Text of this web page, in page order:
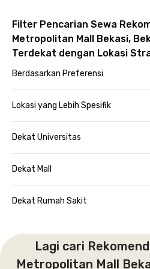
Filter Pencarian Sewa
Metropolitan Mall Bekasi,
Terdekat dengan Lokasi
Berdasarkan Preferensi
Lokasi yang Lebih Spesifik
Dekat Universitas
Dekat Mall
Dekat Rumah Sakit
Lagi cari
Metropolitan Mall